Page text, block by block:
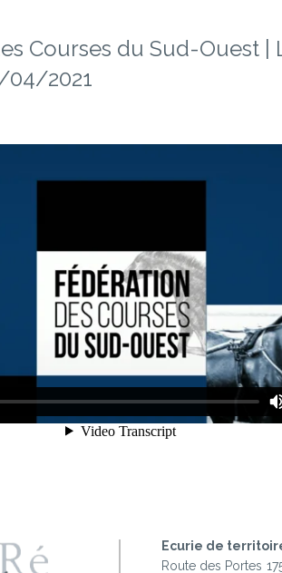
Courses du Sud-Ouest |
04/2021
Ecurie de
Route des Portes